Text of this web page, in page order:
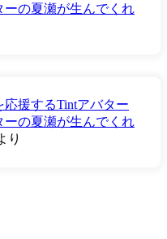
ーの夏瀬が生んでくれ
応援するTintアバター
ーの夏瀬が生んでくれ
り